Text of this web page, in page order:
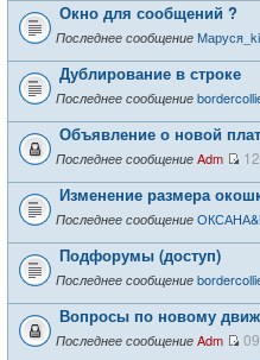
Окно для сообщений ?
Последнее сообщение
Дублирование в строке
Последнее сообщение
Объявление о новой
Последнее сообщение Adm
Изменение размера
Последнее сообщение
Подфорумы (доступ)
Последнее сообщение
Вопросы по новому
Последнее сообщение Adm